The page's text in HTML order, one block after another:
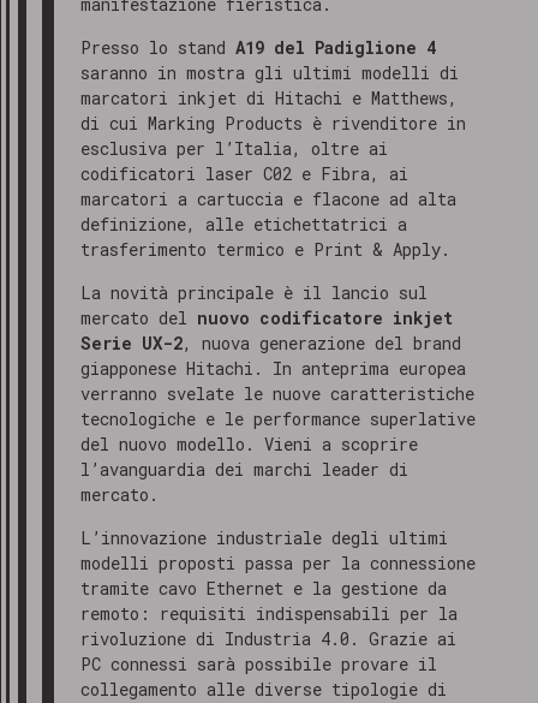
Presso lo standA19 del Padiglione 4
saranno in mostra gli ultimi modelli di
marcatori inkjet di Hitachi e Matthews,
di cui Marking Products è rivenditore in
esclusiva per l’Italia, oltre ai
codificatori laser C02 e Fibra, ai
marcatori a cartuccia e flacone ad alta
definizione, alle etichettatrici a
trasferimento termico e Print & Apply.
La novità principale è il lancio sul
mercato del nuovo codificatore inkjet
Serie UX-2, nuova generazione del brand
giapponese Hitachi. In anteprima europea
verranno svelate le nuove caratteristiche
tecnologiche e le performance superlative
del nuovo modello. Vieni a scoprire
l’avanguardia dei marchi leader di
mercato.
L’innovazione industriale degli ultimi
modelli proposti passa per la connessione
tramite cavo Ethernet e la gestione da
remoto: requisiti indispensabili per la
rivoluzione di Industria 4.0. Grazie ai
PC connessi sarà possibile provare il
collegamento alle diverse tipologie di